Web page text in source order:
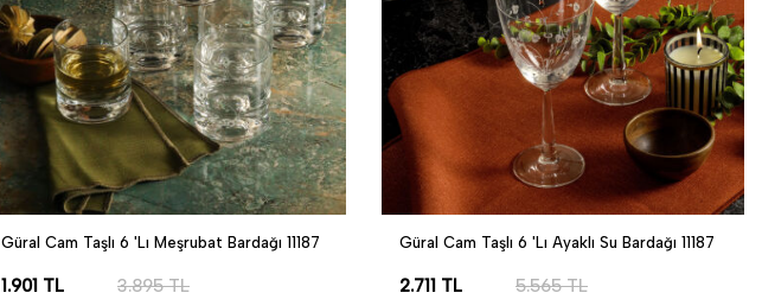
Güral Cam Taşlı 6 'Lı Meşrubat Bardağı 11187
1.901 TL 3.895TL
Güral Cam Taşlı 6 'Lı Ayaklı Su Bardağı 11187
2.711 TL 5.565TL